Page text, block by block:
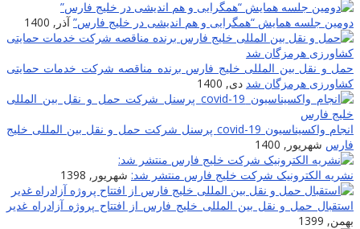
دومین جلسه همایش “همگرایی و هم اندیشی در خلیج فارس” آذر, 1400
حمل و نقل بین المللی خلیج فارس برنده مناقصه شرکت خدمات حمایتی
کشاورزی هرمزگان شد دی, 1400
انجام واکسیناسیون covid-19 پرسنل شرکت حمل و نقل بین المللی خلیج
فارس شهریور, 1400
نشریه الکترونیک شرکت خلیج فارس منتشر شد: شهریور, 1398
استقبال حمل و نقل بین المللی خلیج فارس از افتتاح پروژه آزادراه غدیر
بهمن, 1399